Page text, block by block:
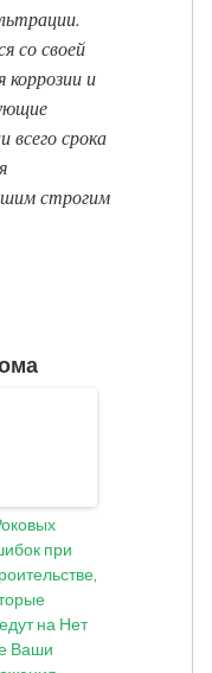
со своей
коррозии и
всего срока
строгим
при
на Нет
Ваши